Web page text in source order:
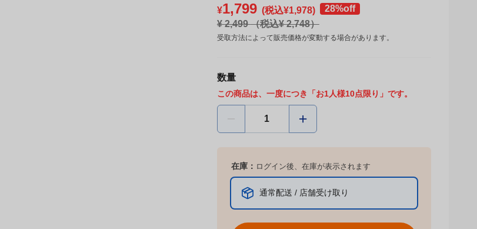
¥1,799 (税込¥1,978)
28%off
¥ 2,499（税込¥2,748）
受取方法によって販売価格が変動する場合があります。
数量
この商品は、一度につき「お1人様10点限り」です。
在庫： ログイン後、在庫が表示されます
通常配送 / 店舗受け取り